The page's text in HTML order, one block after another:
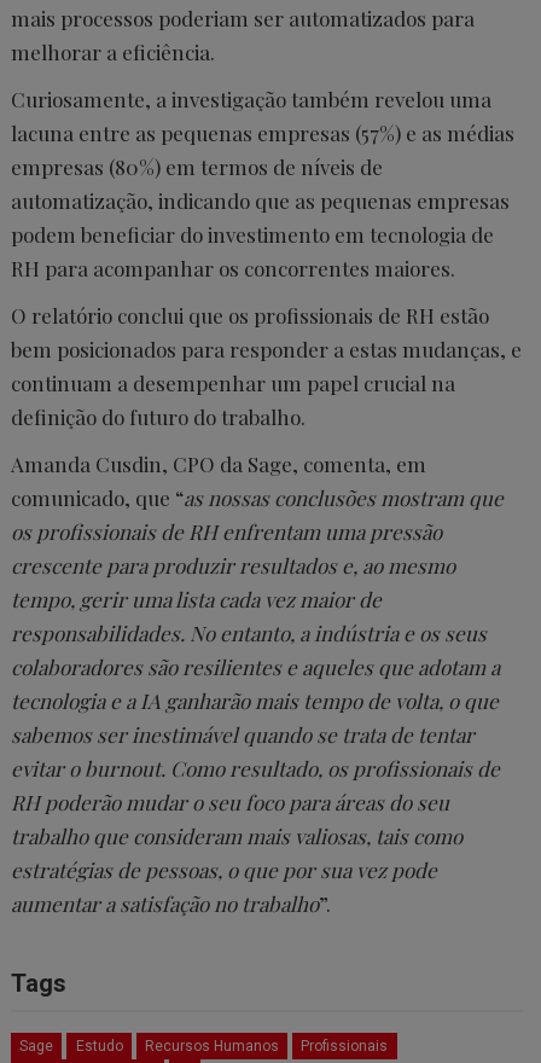
mais processos poderiam ser automatizados para
melhorar a eficiência.
Curiosamente, a investigação também revelou uma
lacuna entre as pequenas empresas (57%) e as médias
empresas (80%) em termos de níveis de
automatização, indicando que as pequenas empresas
podem beneficiar do investimento em tecnologia de
RH para acompanhar os concorrentes maiores.
O relatório conclui que os profissionais de RH estão
bem posicionados para responder a estas mudanças, e
continuam a desempenhar um papel crucial na
definição do futuro do trabalho.
Amanda Cusdin, CPO da Sage, comenta, em
comunicado, que “as nossas conclusões mostram que
os profissionais de RH enfrentam uma pressão
crescente para produzir resultados e, ao mesmo
tempo, gerir uma lista cada vez maior de
responsabilidades. No entanto, a indústria e os seus
colaboradores são resilientes e aqueles que adotam a
tecnologia e a IA ganharão mais tempo de volta, o que
sabemos ser inestimável quando se trata de tentar
evitar o burnout. Como resultado, os profissionais de
RH poderão mudar o seu foco para áreas do seu
trabalho que consideram mais valiosas, tais como
estratégias de pessoas, o que por sua vez pode
aumentar a satisfação no trabalho”.
Tags
Sage Estudo Recursos Humanos
Profissionais